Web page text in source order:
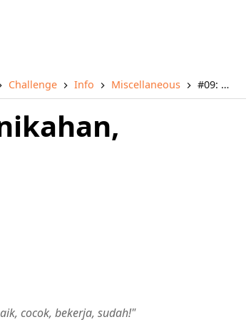
Challenge Info Miscellaneous #09: Undangan Pernikahan, Datangya!
cocok, bekerja, sudah!"